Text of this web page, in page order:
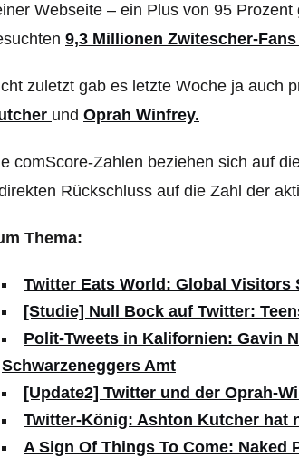
Webseite – ein Plus von 95
9,3 Millionen Zwitescher-
zuletzt gab es letzte Woche ja auch
und Oprah Winfrey.
comScore-Zahlen beziehen sich auf
Rückschluss auf die Zahl der
Thema:
Twitter Eats World: Global Visitors
[Studie] Null Bock auf Twitter:
Polit-Tweets in Kalifornien: Gavin
Schwarzeneggers Amt
[Update2] Twitter und der Oprah-
Twitter-König: Ashton Kutcher hat
A Sign Of Things To Come: Naked